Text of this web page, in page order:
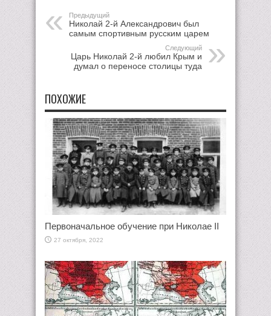
Предыдущий
Николай 2-й Александрович был
самым спортивным русским царем
Следующий
Царь Николай 2-й любил Крым и
думал о переносе столицы туда
ПОХОЖИЕ
Первоначальное обучение при Николае II
27 октября, 2022